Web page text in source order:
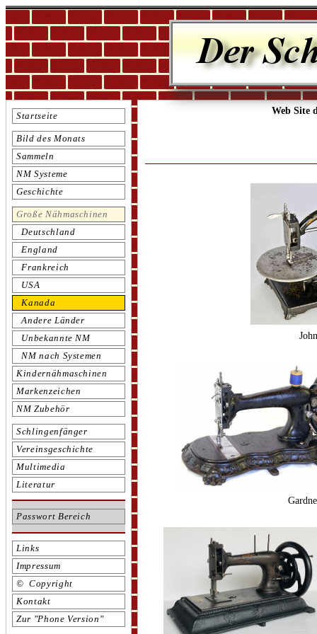
Startseite
Bild des Monats
Sammeln
NM Systeme
Geschichte
Große Nähmaschinen
Deutschland
England
Frankreich
USA
Kanada
Andere Länder
Unbekannte NM
NM nach Systemen
Kindernähmaschinen
Markenzeichen
NM Zubehör
Schlingenfänger
Vereinsgeschichte
Multimedia
Literatur
Passwort Bereich
Links
Impressum
© Copyright
Kontakt
Zur "Phone Version"
Web Site